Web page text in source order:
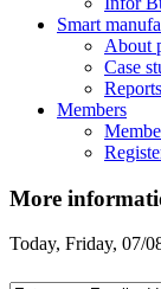
Smart
About
Case
Reports
Members
More
Today, Friday, 07/